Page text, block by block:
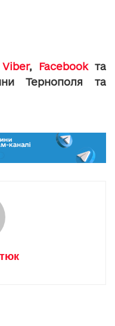
Viber, Facebookта
Тернополя та